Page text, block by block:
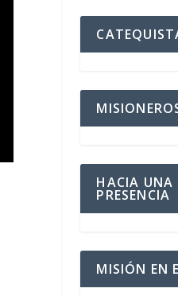
HACIA UNA
PRESENCIA
MISIÓN EN